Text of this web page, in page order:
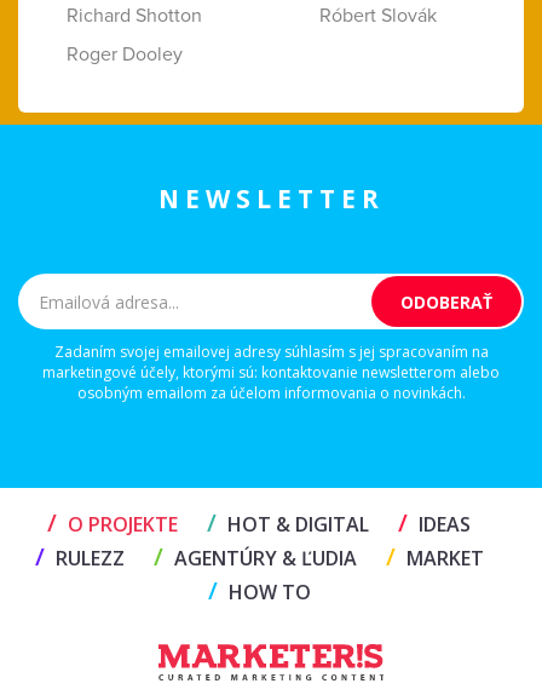
Richard Shotton
Róbert Slovák
Roger Dooley
NEWSLETTER
Zadaním svojej emailovej adresy súhlasím s jej spracovaním na
marketingové účely, ktorými sú: kontaktovanie newsletterom alebo
osobným emailom za účelom informovania o novinkách.
/ O PROJEKTE / HOT & DIGITAL / IDEAS
/ RULEZZ / AGENTÚRY & ĽUDIA / MARKET
/ HOW TO